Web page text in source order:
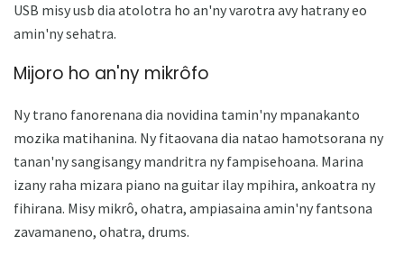
USB misy usb dia atolotra ho an'ny varotra avy hatrany eo
amin'ny sehatra.
Mijoro ho an'ny mikrôfo
Ny trano fanorenana dia novidina tamin'ny mpanakanto
mozika matihanina. Ny fitaovana dia natao hamotsorana ny
tanan'ny sangisangy mandritra ny fampisehoana. Marina
izany raha mizara piano na guitar ilay mpihira, ankoatra ny
fihirana. Misy mikrô, ohatra, ampiasaina amin'ny fantsona
zavamaneno, ohatra, drums.